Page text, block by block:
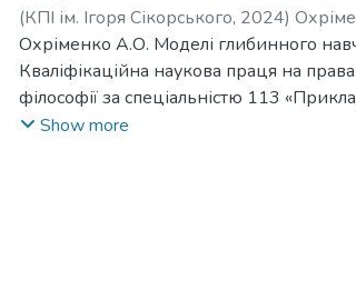
(КПІ ім. Ігоря Сікорського, 2024)
Охріменко А.О. Моделі глибинного
Кваліфікаційна наукова праця на
філософії за спеціальністю 113
Національний технічний університет
проявляється у задачі сегментації,
одразу декілька класів у різній
Show more